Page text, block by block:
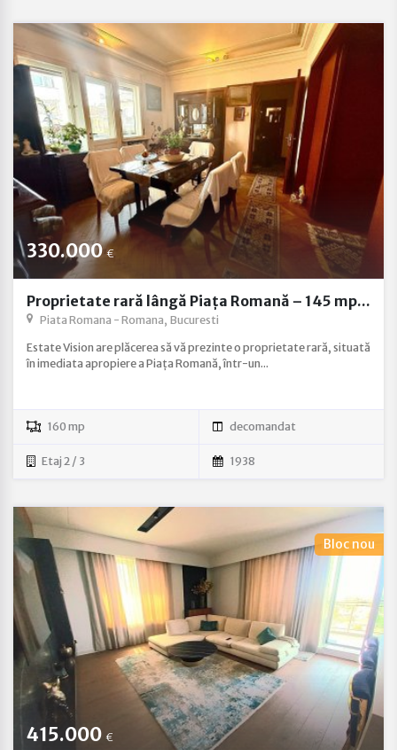
330.000€
Proprietate rară lângă Piața Romană – 145 mp...
Piata Romana - Romana, Bucuresti
Estate Vision are plăcerea să vă prezinte o proprietate rară, situată
în imediata apropiere a Piața Romană, într-un...
160 mp decomandat
Etaj 2 / 3 1938
Bloc nou
415.000 €